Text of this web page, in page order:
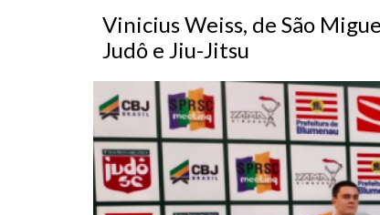
Vinicius Weiss, de São
Judô e Jiu-Jitsu